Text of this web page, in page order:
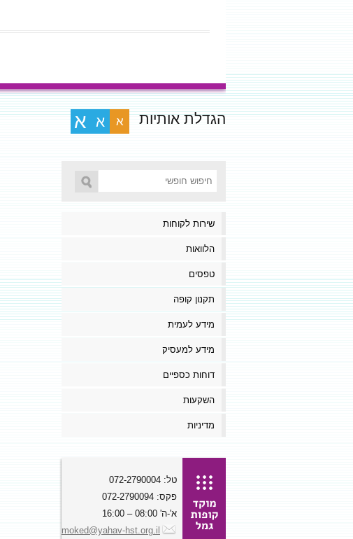
הגדלת אותיות א א א
שירות לקוחות
הלוואות
טפסים
תקנון קופה
מידע לעמית
מידע למעסיק
דוחות כספיים
השקעות
מדיניות
טל: 072-2790004
פקס: 072-2790094
א'-ה' 08:00 – 16:00
moked@yahav-hst.org.il